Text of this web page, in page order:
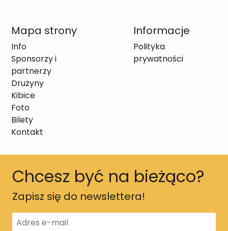
Mapa strony
Info
Sponsorzy i
partnerzy
Drużyny
Kibice
Foto
Bilety
Kontakt
Informacje
Polityka
prywatności
Chcesz być na bieżąco?
Zapisz się do newslettera!